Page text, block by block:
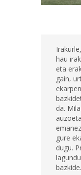
hau
eta
gain,
da.
gure
dugu.